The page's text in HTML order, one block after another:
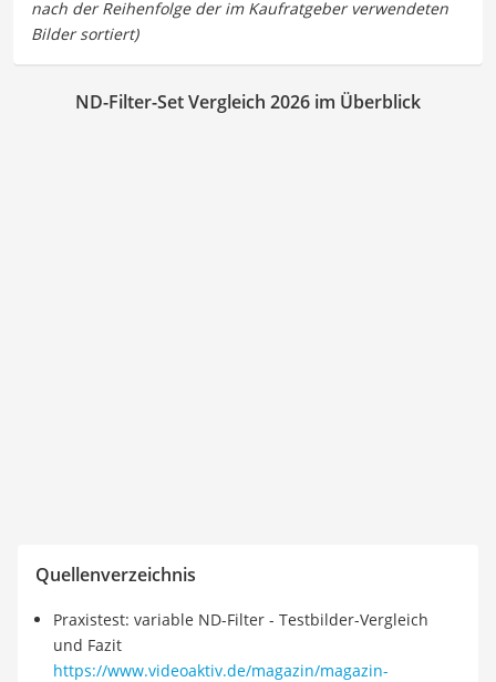
ND-Filter-Set Vergleich 2026 im Überblick
Quellenverzeichnis
Praxistest: variable ND-Filter - Testbilder-Vergleich
und Fazit
https://www.videoaktiv.de/magazin/magazin-